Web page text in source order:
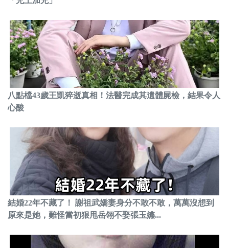
八點檔43歲王凱猝逝真相！法醫完成其遺體屍檢，結果令人
心酸
結婚22年不藏了！ 謝祖武嬌妻身分不敢不敢，萬萬沒想到
原來是她，難怪當初狠甩岳翎不娶張玉嬿...